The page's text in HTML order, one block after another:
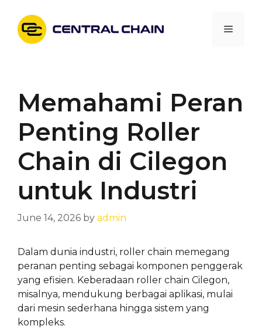
content
Menu
Memahami Peran
Penting Roller
Chain di Cilegon
untuk Industri
June 14, 2026 by admin
Dalam dunia industri, roller chain memegang
peranan penting sebagai komponen penggerak
yang efisien. Keberadaan roller chain Cilegon,
misalnya, mendukung berbagai aplikasi, mulai
dari mesin sederhana hingga sistem yang
kompleks.